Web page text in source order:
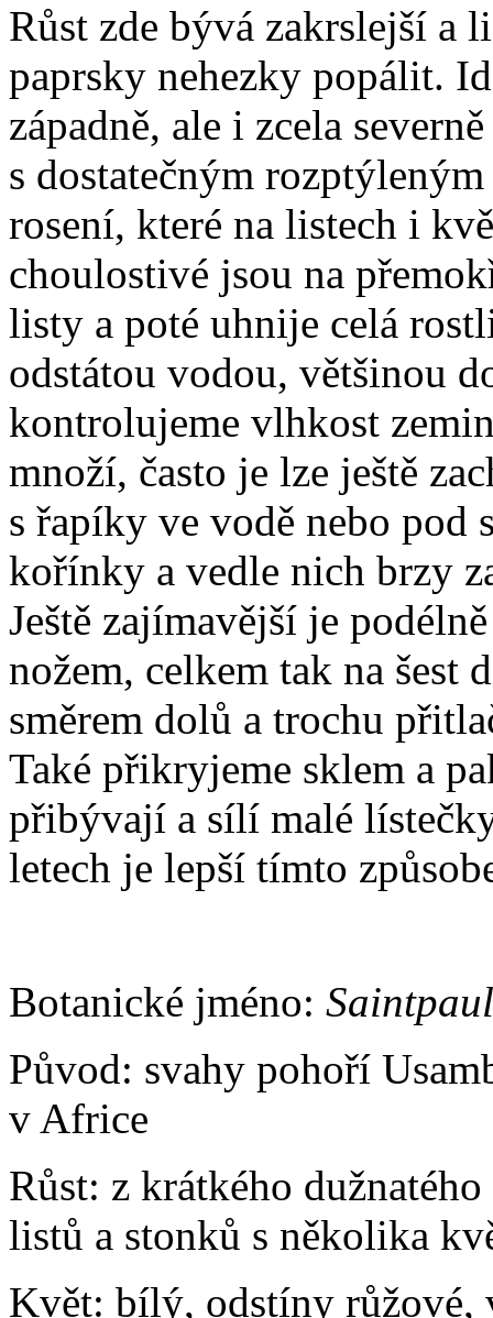
Růst zde bývá zakrslejší a
paprsky nehezky popálit.
západně, ale i zcela
s dostatečným
rosení, které na listech i
choulostivé jsou na
listy a poté uhnije celá
odstátou vodou, většinou
kontrolujeme vlhkost
množí, často je lze ještě
s řapíky ve vodě nebo
kořínky a vedle nich brzy
Ještě zajímavější je
nožem, celkem tak na
směrem dolů a trochu
Také přikryjeme sklem a
přibývají a sílí malé
letech je lepší tímto
Botanické jméno:
Původ: svahy pohoří
v Africe
Růst: z krátkého
listů a stonků s několika
Květ: bílý, odstíny růžové,